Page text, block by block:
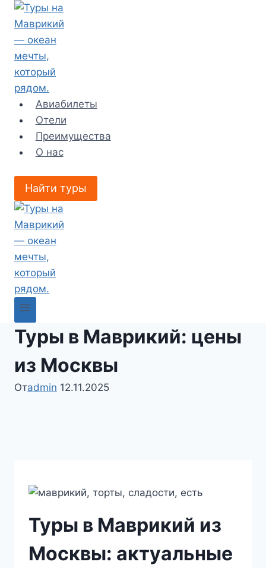
Перейти
содержимому
Авиабилеты
Отели
Преимущества
О нас
Найти туры
Туры в Маврикий: цены
из Москвы
Отadmin 12.11.2025
Туры в Маврикий из
Москвы: актуальные